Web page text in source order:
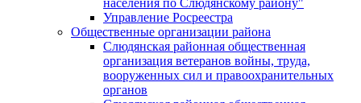
населения по Слюдянскому району"
Управление Росреестра
Общественные организации района
Слюдянская районная общественная
организация ветеранов войны, труда,
вооруженных сил и правоохранительных
органов